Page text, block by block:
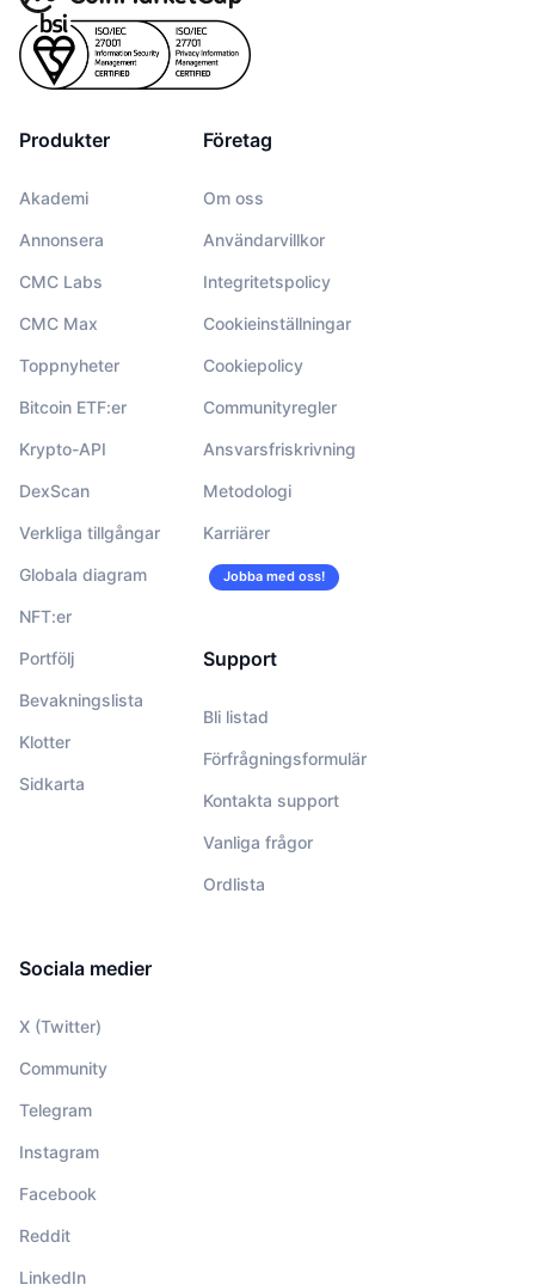
Produkter
Akademi
Annonsera
CMC Labs
CMC Max
Toppnyheter
Bitcoin ETF:er
Krypto-API
DexScan
Verkliga tillgångar
Globala diagram
NFT:er
Portfölj
Bevakningslista
Klotter
Sidkarta
Företag
Om oss
Användarvillkor
Integritetspolicy
Cookieinställningar
Cookiepolicy
Communityregler
Ansvarsfriskrivning
Metodologi
Karriärer
Jobba med oss!
Support
Bli listad
Förfrågningsformulär
Kontakta support
Vanliga frågor
Ordlista
Sociala medier
X (Twitter)
Community
Telegram
Instagram
Facebook
Reddit
LinkedIn